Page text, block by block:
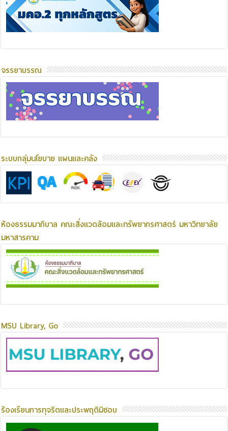
จรรยาบรรณ
ระบบกลุ่มนโยบาย แผนและคลัง
ห้องธรรมมาภิบาล คณะสิ่งแวดล้อมและทรัพยากรศาสตร์ มหาวิทยาลัย
มหาสารคาม
MSU Library, Go
ร้องเรียนการทุจริตและประพฤติมิชอบ